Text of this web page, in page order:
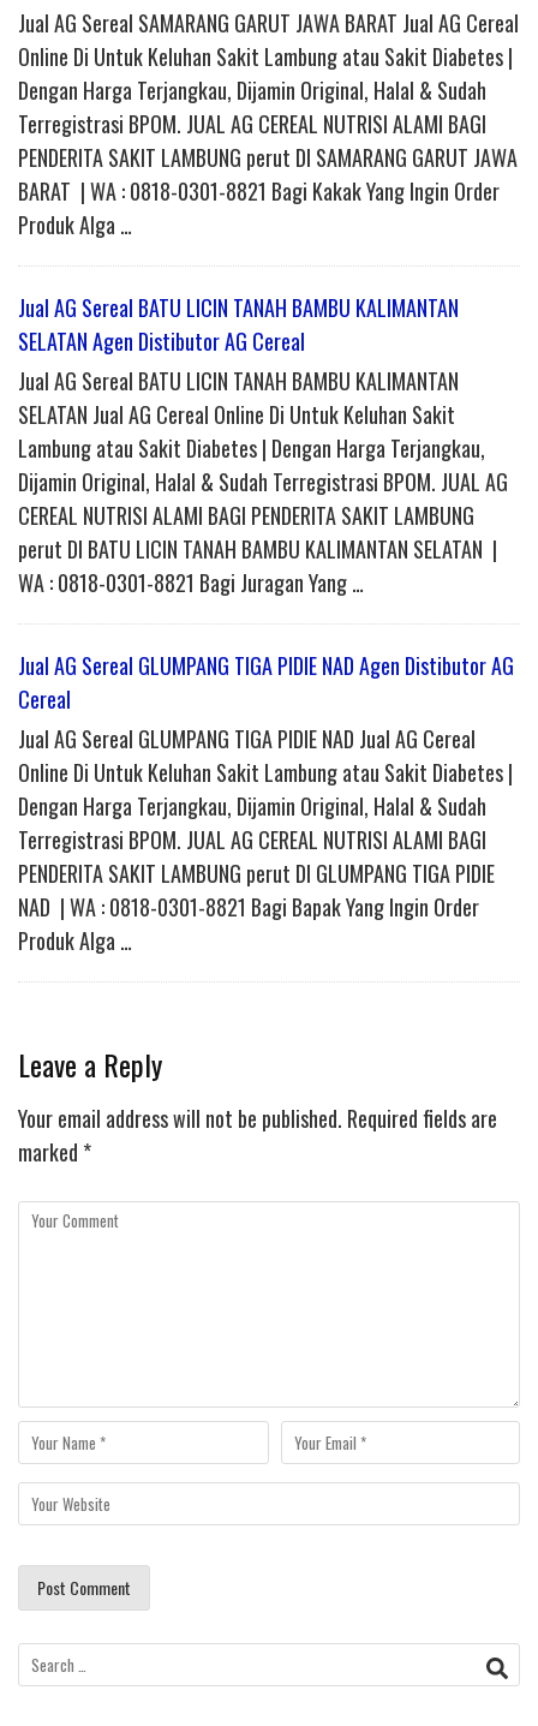
Jual AG Sereal SAMARANG GARUT JAWA BARAT Jual AG Cereal
Online Di Untuk Keluhan Sakit Lambung atau Sakit Diabetes |
Dengan Harga Terjangkau, Dijamin Original, Halal & Sudah
Terregistrasi BPOM. JUAL AG CEREAL NUTRISI ALAMI BAGI
PENDERITA SAKIT LAMBUNG perut DI SAMARANG GARUT JAWA
BARAT | WA : 0818-0301-8821 Bagi Kakak Yang Ingin Order
Produk Alga …
Jual AG Sereal BATU LICIN TANAH BAMBU KALIMANTAN
SELATAN Agen Distibutor AG Cereal
Jual AG Sereal BATU LICIN TANAH BAMBU KALIMANTAN
SELATAN Jual AG Cereal Online Di Untuk Keluhan Sakit
Lambung atau Sakit Diabetes | Dengan Harga Terjangkau,
Dijamin Original, Halal & Sudah Terregistrasi BPOM. JUAL AG
CEREAL NUTRISI ALAMI BAGI PENDERITA SAKIT LAMBUNG
perut DI BATU LICIN TANAH BAMBU KALIMANTAN SELATAN |
WA : 0818-0301-8821 Bagi Juragan Yang …
Jual AG Sereal GLUMPANG TIGA PIDIE NAD Agen Distibutor AG
Cereal
Jual AG Sereal GLUMPANG TIGA PIDIE NAD Jual AG Cereal
Online Di Untuk Keluhan Sakit Lambung atau Sakit Diabetes |
Dengan Harga Terjangkau, Dijamin Original, Halal & Sudah
Terregistrasi BPOM. JUAL AG CEREAL NUTRISI ALAMI BAGI
PENDERITA SAKIT LAMBUNG perut DI GLUMPANG TIGA PIDIE
NAD | WA : 0818-0301-8821 Bagi Bapak Yang Ingin Order
Produk Alga …
Leave a Reply
Your email address will not be published. Required fields are
marked *
Search
for: